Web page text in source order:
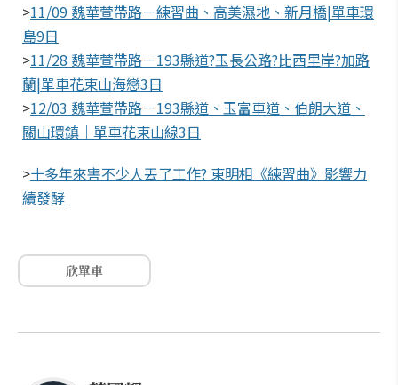
>11/09 魏華萱帶路－練習曲、高美濕地、新月橋|單車環
島9日
>11/28 魏華萱帶路－193縣道?玉長公路?比西里岸?加路
蘭|單車花東山海戀3日
>12/03 魏華萱帶路－193縣道、玉富車道、伯朗大道、
關山環鎮｜單車花東山線3日
>十多年來害不少人丟了工作? 東明相《練習曲》影響力
續發酵
欣單車